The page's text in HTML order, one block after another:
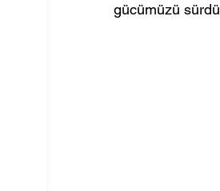
gücümüzü